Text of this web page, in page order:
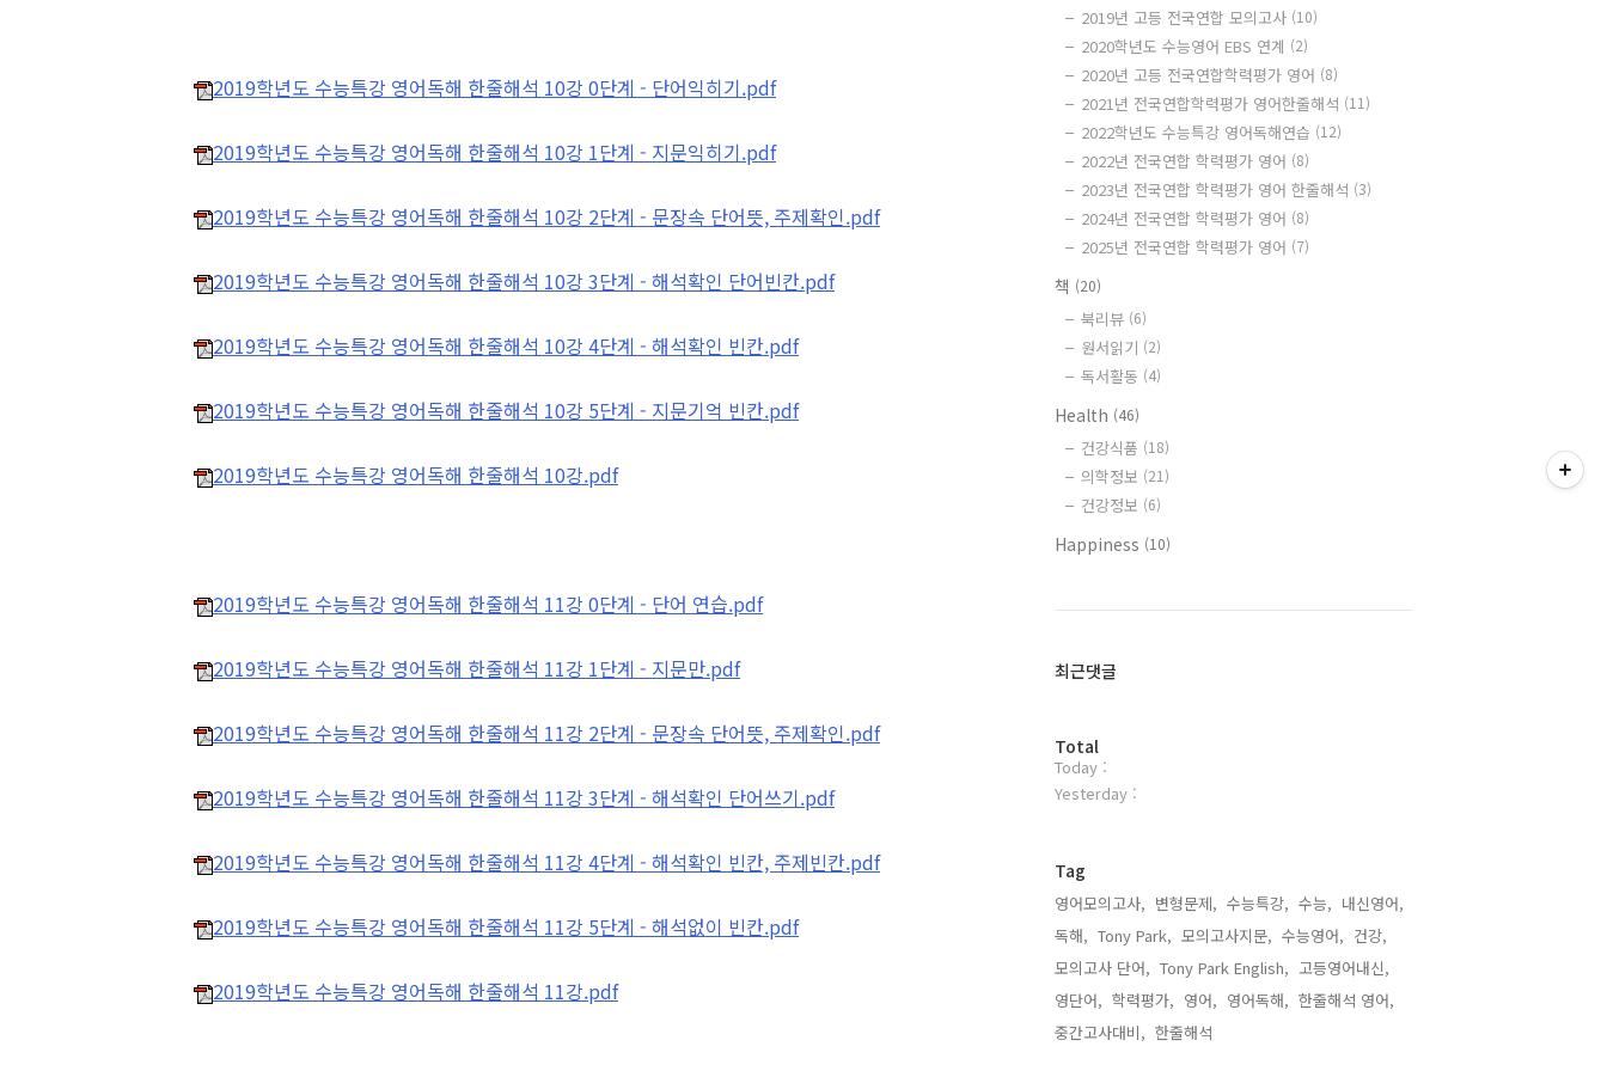
2019학년도 수능특강 영어독해 한줄해석 10강 0단계 - 단어익히기.pdf
2019학년도 수능특강 영어독해 한줄해석 10강 1단계 - 지문익히기.pdf
2019학년도 수능특강 영어독해 한줄해석 10강 2단계 - 문장속 단어뜻, 주제확인.pdf
2019학년도 수능특강 영어독해 한줄해석 10강 3단계 - 해석확인 단어빈칸.pdf
2019학년도 수능특강 영어독해 한줄해석 10강 4단계 - 해석확인 빈칸.pdf
2019학년도 수능특강 영어독해 한줄해석 10강 5단계 - 지문기억 빈칸.pdf
2019학년도 수능특강 영어독해 한줄해석 10강.pdf
2019학년도 수능특강 영어독해 한줄해석 11강 0단계 - 단어 연습.pdf
2019학년도 수능특강 영어독해 한줄해석 11강 1단계 - 지문만.pdf
2019학년도 수능특강 영어독해 한줄해석 11강 2단계 - 문장속 단어뜻, 주제확인.pdf
2019학년도 수능특강 영어독해 한줄해석 11강 3단계 - 해석확인 단어쓰기.pdf
2019학년도 수능특강 영어독해 한줄해석 11강 4단계 - 해석확인 빈칸, 주제빈칸.pdf
2019학년도 수능특강 영어독해 한줄해석 11강 5단계 - 해석없이 빈칸.pdf
2019학년도 수능특강 영어독해 한줄해석 11강.pdf
2019년 고등 전국연합 모의고사 (10)
2020학년도 수능영어 EBS 연계 (2)
2020년 고등 전국연합학력평가 영어 (8)
2021년 전국연합학력평가 영어한줄해석 (11)
2022학년도 수능특강 영어독해연습 (12)
2022년 전국연합 학력평가 영어 (8)
2023년 전국연합 학력평가 영어 한줄해석 (3)
2024년 전국연합 학력평가 영어 (8)
2025년 전국연합 학력평가 영어 (7)
책 (20)
북리뷰 (6)
원서읽기 (2)
독서활동 (4)
Health (46)
건강식품 (18)
의학정보 (21)
건강정보 (6)
Happiness (10)
최근댓글
방
문
자
Total
Today :
Yesterday :
Tag
영어모의고사, 변형문제, 수능특강, 수능, 내신영어,
독해, Tony Park, 모의고사지문, 수능영어, 건강,
모의고사 단어, Tony Park English, 고등영어내신,
영단어, 학력평가, 영어, 영어독해, 한줄해석 영어,
중간고사대비, 한줄해석,